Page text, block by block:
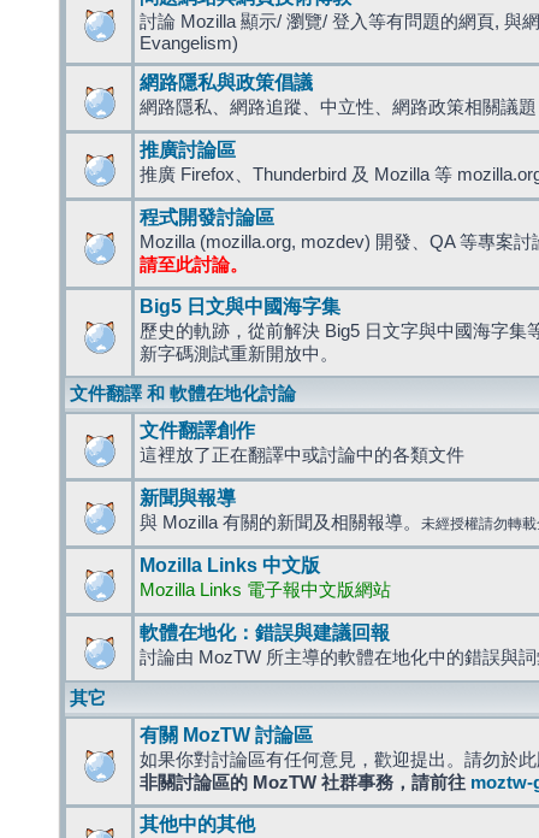
討論 Mozilla 顯示/ 瀏覽/ 登入等有問題的網頁, 與
Evangelism)
網路隱私與政策倡議
網路隱私、網路追蹤、中立性、網路政策相關議題
推廣討論區
推廣 Firefox、Thunderbird 及 Mozilla 等
程式開發討論區
Mozilla (mozilla.org, mozdev) 開發、QA 等專案討
請至此討論。
Big5 日文與中國海字集
歷史的軌跡，從前解決 Big5 日文字與中國海字集
新字碼測試重新開放中。
文件翻譯 和 軟體在地化討論
文件翻譯創作
這裡放了正在翻譯中或討論中的各類文件
新聞與報導
與 Mozilla 有關的新聞及相關報導。 未經授權請勿轉
Mozilla Links 中文版
Mozilla Links 電子報中文版網站
軟體在地化：錯誤與建議回報
討論由 MozTW 所主導的軟體在地化中的錯誤與
其它
有關 MozTW 討論區
如果你對討論區有任何意見，歡迎提出。請勿於
非關討論區的 MozTW 社群事務，請前往 moztw-
其他中的其他